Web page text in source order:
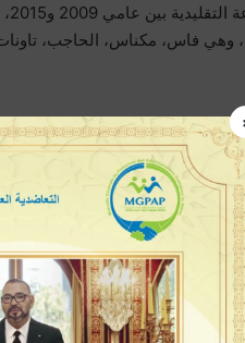
فاس، مكناس، الحاجب،